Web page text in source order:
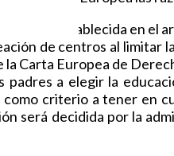
establecida en el
de centros al limitar
la Carta Europea de
padres a elegir la
como criterio a tener en
será decidida por la